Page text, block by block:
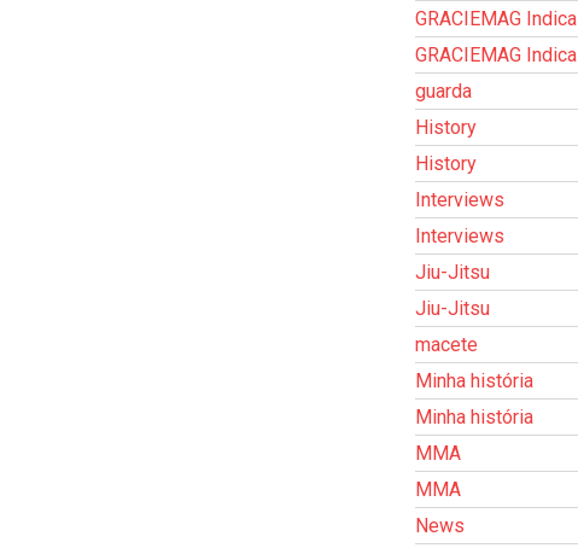
GRACIEMAG Indica
GRACIEMAG Indica
guarda
History
History
Interviews
Interviews
Jiu-Jitsu
Jiu-Jitsu
macete
Minha história
Minha história
MMA
MMA
News